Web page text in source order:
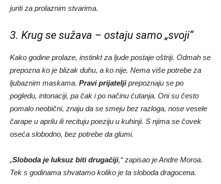
juriti za prolaznim stvarima.
3. Krug se sužava – ostaju samo „svoji“
Kako godine prolaze, instinkt za ljude postaje oštriji. Odmah se
prepozna ko je blizak duhu, a ko nije. Nema više potrebe za
ljubaznim maskama. Pravi prijateljiprepoznaju se po
pogledu, intonaciji, pa čak i po načinu ćutanja. Oni su često
pomalo neobični, znaju da se smeju bez razloga, nose vesele
čarape u aprilu ili recituju poeziju u kuhinji. S njima se čovek
oseća slobodno, bez potrebe da glumi.
„Sloboda je luksuz biti drugačiji,“ zapisao je Andre Moroa.
Tek s godinama shvatamo koliko je ta sloboda dragocena.